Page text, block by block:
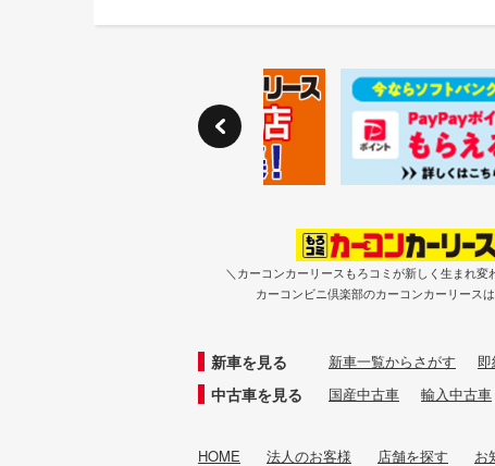
＼カーコンカーリースもろコミが新しく生まれ変
カーコンビニ倶楽部のカーコンカーリース
新車を見る 新車一覧からさがす
中古車を見る 国産中古車 輸入中古車
HOME 法人のお客様 店舗を探す お